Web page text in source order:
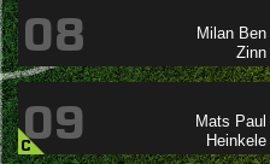
 

09
C
 

08